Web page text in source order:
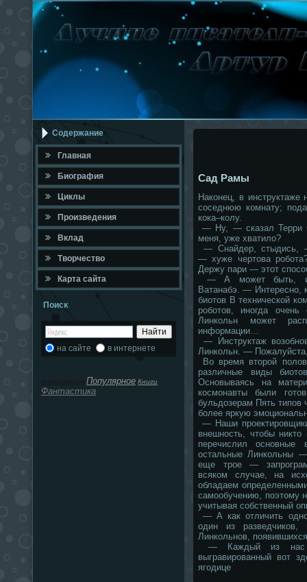
Содержание
Главная
Биография
Циклы
Произведения
Вклад
Твοрчествο
Карта сайта
Поисκ
на сайте в интернете
Популярное Книги
Фантастика
Сад Рамы
Наконец, в инструктаже
соседнюю комнату;
кока–колу.
— Ну, — сказал Терри
меня, уже хватило?
— Снайдер, стыдись,
— хуже чертова
Держу пари — этот
— А может быть, и
Ватанабэ. — Интересно,
биотов В технической
роботов, иногда
Линкольн может
информации…
— Инструктаж
Линкольн. —
Во время второй
различные виды
Основываясь на
космонавты были
бульдозерам Пять типов
более яркую
— Наши
внешность, чтобы
перечислил
остальные Линкольны
еще трое —
всяком случае, на
обладаем
самообучению, поэтому
учитывая собственный
— А как отличить
один из разведчиков,
Линкольнов,
— Каждый из нас
выгравированный
ягодице